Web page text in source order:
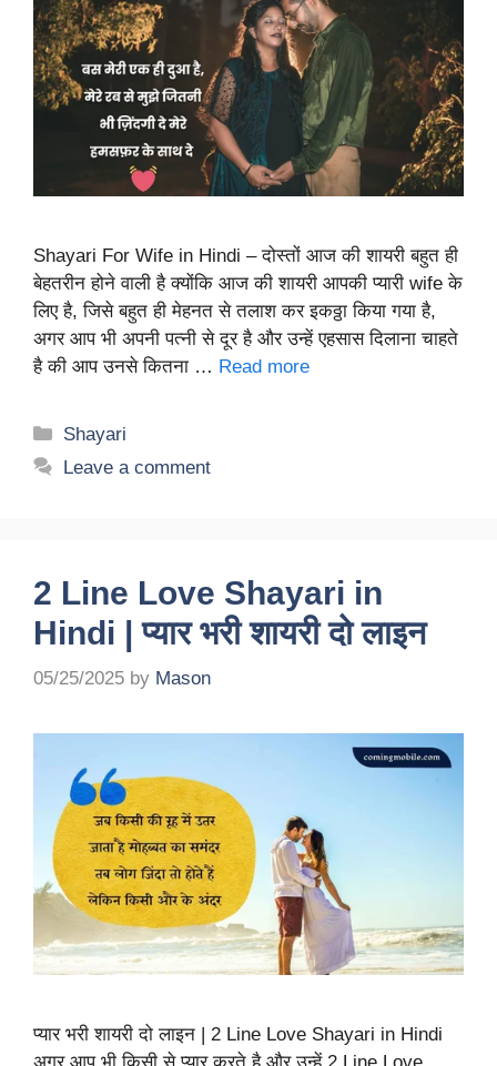
Shayari For Wife in Hindi – दोस्तों आज की शायरी बहुत ही
बेहतरीन होने वाली है क्योंकि आज की शायरी आपकी प्यारी wife के
लिए है, जिसे बहुत ही मेहनत से तलाश कर इकठ्ठा किया गया है,
अगर आप भी अपनी पत्नी से दूर है और उन्हें एहसास दिलाना चाहते
है की आप उनसे कितना … Read more
Categories
Shayari
Leave a comment
2 Line Love Shayari in
Hindi | प्यार भरी शायरी दो लाइन
05/25/2025 by Mason
प्यार भरी शायरी दो लाइन | 2 Line Love Shayari in Hindi